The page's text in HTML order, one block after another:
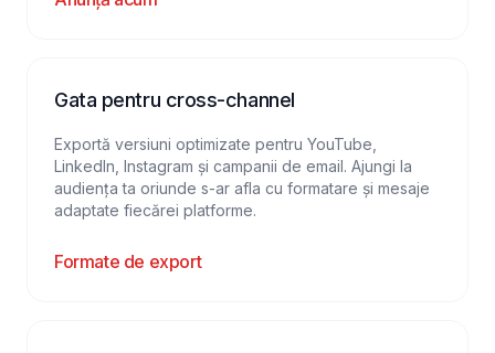
Gata pentru cross-channel
Exportă versiuni optimizate pentru YouTube,
LinkedIn, Instagram și campanii de email. Ajungi la
audiența ta oriunde s-ar afla cu formatare și mesaje
adaptate fiecărei platforme.
Formate de export